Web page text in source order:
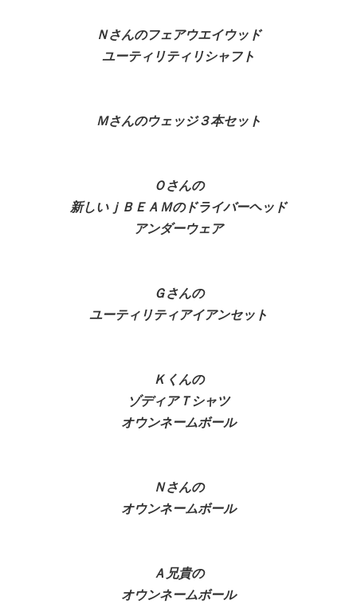
Ｎさんのフェアウエイウッド
ユーティリティリシャフト
Ｍさんのウェッジ３本セット
Ｏさんの
新しいｊＢＥＡＭのドライバーヘッド
アンダーウェア
Ｇさんの
ユーティリティアイアンセット
Ｋくんの
ゾディアＴシャツ
オウンネームボール
Ｎさんの
オウンネームボール
Ａ兄貴の
オウンネームボール